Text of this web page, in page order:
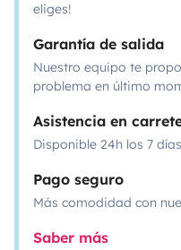
eliges!
Garantía de salida
Nuestro equipo te
problema en último
Asistencia en
Disponible 24h los 7
Pago seguro
Más comodidad con
Saber más